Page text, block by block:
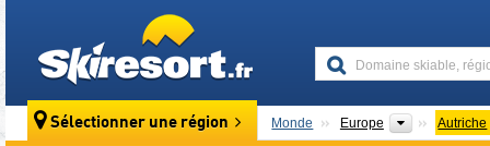
Sélectionner une région Monde Europe Continents
Autriche